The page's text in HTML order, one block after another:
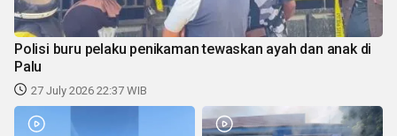
Polisi buru pelaku penikaman tewaskan ayah dan anak di
Palu
27 July 2026 22:37 WIB